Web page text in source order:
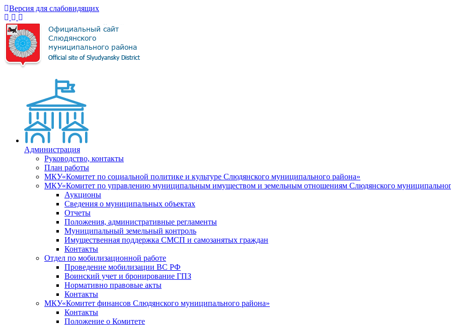
Версия для слабовидящих
Администрация
Руководство, контакты
План работы
МКУ«Комитет по социальной политике и культуре Слюдянского муниципального района»
МКУ«Комитет по управлению муниципальным имуществом и земельным отношениям Слюдянского
Аукционы
Сведения о муниципальных объектах
Отчеты
Положения, административные регламенты
Муниципальный земельный контроль
Имущественная поддержка СМСП и самозанятых граждан
Контакты
Отдел по мобилизационной работе
Проведение мобилизации ВС РФ
Воинский учет и бронирование ГПЗ
Нормативно правовые акты
Контакты
МКУ«Комитет финансов Слюдянского муниципального района»
Контакты
Положение о Комитете